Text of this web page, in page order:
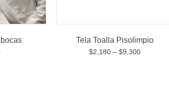
Tela Toalla Pisolimpio
$2,180 –$9,300